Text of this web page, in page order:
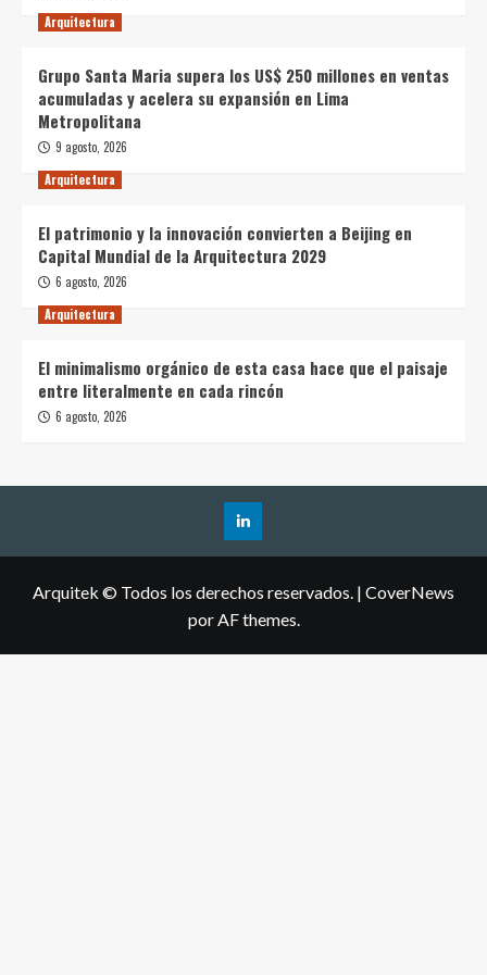
Arquitectura
Grupo Santa Maria supera los US$ 250 millones en ventas
acumuladas y acelera su expansión en Lima
Metropolitana
9 agosto, 2026
Arquitectura
El patrimonio y la innovación convierten a Beijing en
Capital Mundial de la Arquitectura 2029
6 agosto, 2026
Arquitectura
El minimalismo orgánico de esta casa hace que el paisaje
entre literalmente en cada rincón
6 agosto, 2026
Arquitek © Todos los derechos reservados. | CoverNews
por AF themes.